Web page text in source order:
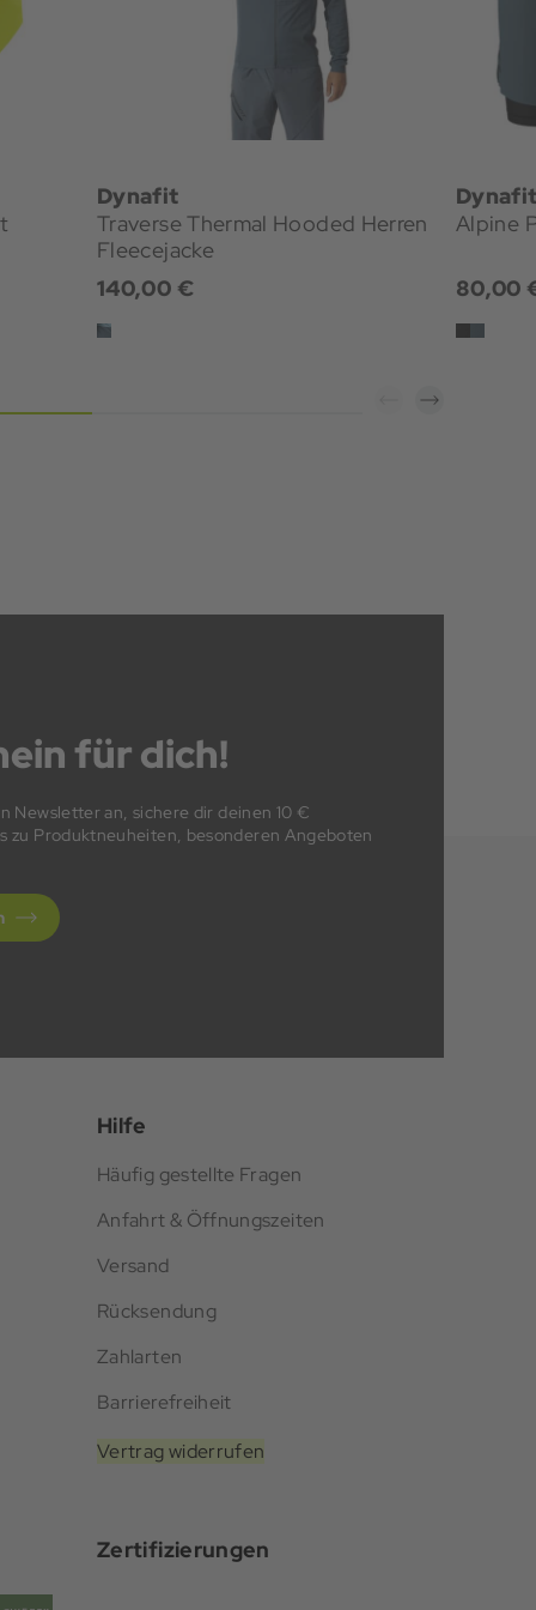
Dynafit
Traverse Thermal Hooded Herren
Fleecejacke
140,00 €
Alpine
80,00
für dich!
Newsletter an, sichere dir deinen 10 €
zu Produktneuheiten, besonderen Angeboten
Hilfe
Häufig gestellte Fragen
Anfahrt & Öffnungszeiten
Versand
Rücksendung
Zahlarten
Barrierefreiheit
Vertrag widerrufen
Zertifizierungen